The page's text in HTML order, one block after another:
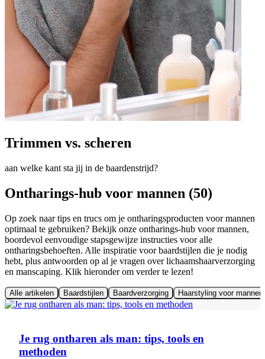
Trimmen vs. scheren
aan welke kant sta jij in de baardenstrijd?
Ontharings-hub voor mannen (50)
Op zoek naar tips en trucs om je ontharingsproducten voor mannen
optimaal te gebruiken? Bekijk onze ontharings-hub voor mannen,
boordevol eenvoudige stapsgewijze instructies voor alle
ontharingsbehoeften. Alle inspiratie voor baardstijlen die je nodig
hebt, plus antwoorden op al je vragen over lichaamshaarverzorging
en manscaping. Klik hieronder om verder te lezen!
Alle artikelen Baardstijlen Baardverzorging Haarstyling voor mannen
Je rug ontharen als man: tips, tools en
methoden